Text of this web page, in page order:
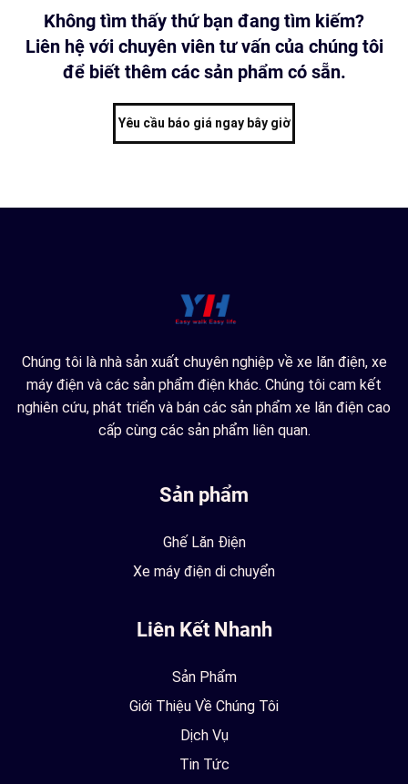
Không tìm thấy thứ bạn đang tìm kiếm?
Liên hệ với chuyên viên tư vấn của chúng tôi
để biết thêm các sản phẩm có sẵn.
Yêu cầu báo giá ngay bây giờ
Chúng tôi là nhà sản xuất chuyên nghiệp về xe lăn điện, xe
máy điện và các sản phẩm điện khác. Chúng tôi cam kết
nghiên cứu, phát triển và bán các sản phẩm xe lăn điện cao
cấp cùng các sản phẩm liên quan.
Sản phẩm
Ghế Lăn Điện
Xe máy điện di chuyển
Liên Kết Nhanh
Sản Phẩm
Giới Thiệu Về Chúng Tôi
Dịch Vụ
Tin Tức